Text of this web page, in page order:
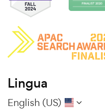
Lingua
English (US)